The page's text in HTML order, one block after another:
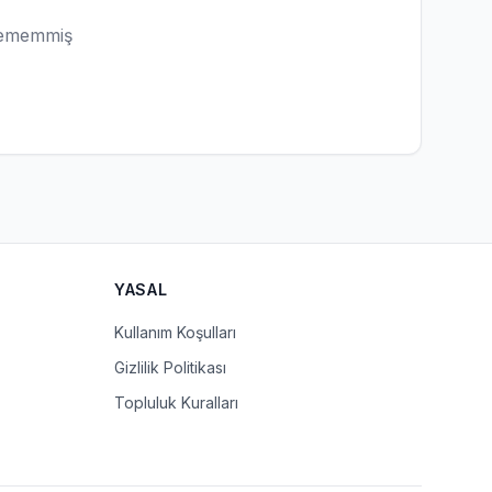
YASAL
Kullanım Koşulları
Gizlilik Politikası
Topluluk Kuralları